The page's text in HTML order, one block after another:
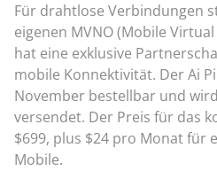
Für drahtlose Verbindungen
eigenen MVNO (Mobile
hat eine exklusive
mobile Konnektivität. Der Ai
November bestellbar und
versendet. Der Preis für das
$699, plus $24 pro Monat für
Mobile.